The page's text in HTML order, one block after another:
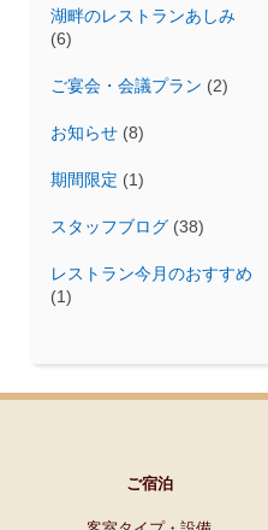
湖畔のレストランあしみ
(6)
ご宴会・会議プラン (2)
お知らせ (8)
期間限定 (1)
スタッフブログ (38)
レストラン今月のおすすめ
(1)
ご宿泊